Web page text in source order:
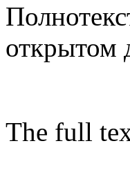
открытом
The full